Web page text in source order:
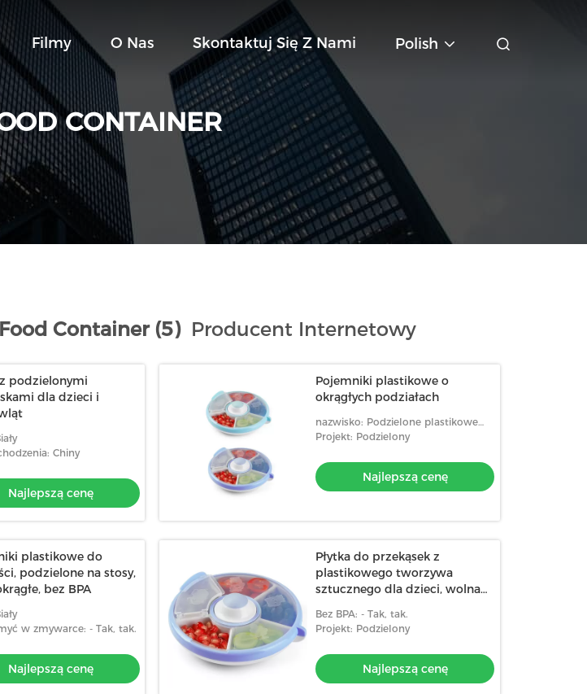
Filmy O Nas Skontaktuj Się Z Nami Polish
CONTAINER
Container (5) Producent Internetowy
z podzielonymi
dla dzieci i
Chiny
Najlepszą cenę
Pojemniki plastikowe o
okrągłych podziałach
nazwisko: Podzielone plastikowe
pojemniki
Projekt: Podzielony
Najlepszą cenę
plastikowe do
podzielone na stosy,
bez BPA
w zmywarce: - Tak, tak.
Najlepszą cenę
Płytka do przekąsek z
plastikowego tworzywa
sztucznego dla dzieci, wolna
Bez BPA: - Tak, tak.
Projekt: Podzielony
Najlepszą cenę